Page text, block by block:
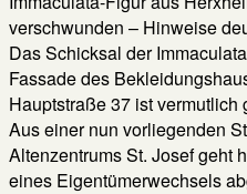
verschwunden – Hinweise
Das Schicksal der
Fassade des
Hauptstraße 37 ist
Aus einer nun vorliegenden
Altenzentrums St. Josef geht
eines Eigentümerwechsels